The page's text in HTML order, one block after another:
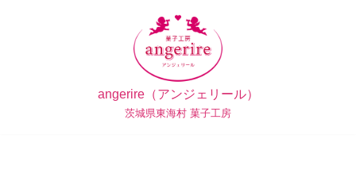
angerire（アンジェリール）
茨城県東海村 菓子工房